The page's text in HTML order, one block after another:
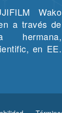
Wako
a través de
hermana,
en EE.